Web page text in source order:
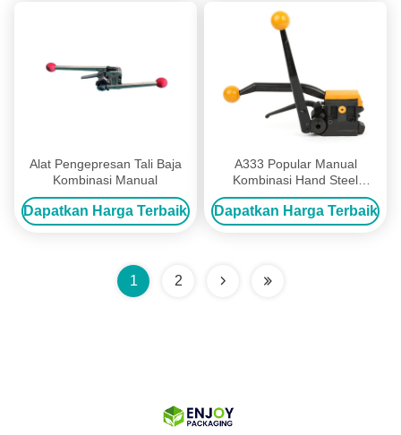
Alat Pengepresan Tali Baja
Kombinasi Manual
Dapatkan Harga Terbaik
A333 Popular Manual
Kombinasi Hand Steel
Strapping Tool
Dapatkan Harga Terbaik
1 2